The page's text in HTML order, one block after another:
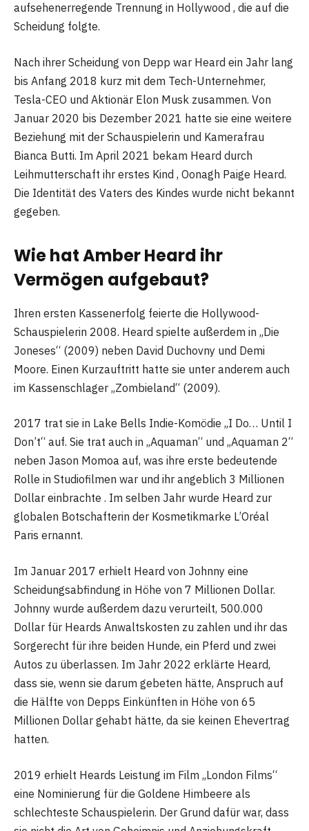
aufsehenerregende Trennung in Hollywood , die auf die
Scheidung folgte.
Nach ihrer Scheidung von Depp war Heard ein Jahr lang
bis Anfang 2018 kurz mit dem Tech-Unternehmer,
Tesla-CEO und Aktionär Elon Musk zusammen. Von
Januar 2020 bis Dezember 2021 hatte sie eine weitere
Beziehung mit der Schauspielerin und Kamerafrau
Bianca Butti. Im April 2021 bekam Heard durch
Leihmutterschaft ihr erstes Kind , Oonagh Paige Heard.
Die Identität des Vaters des Kindes wurde nicht bekannt
gegeben.
Wie hat Amber Heard ihr
Vermögen aufgebaut?
Ihren ersten Kassenerfolg feierte die Hollywood-
Schauspielerin 2008. Heard spielte außerdem in „Die
Joneses“ (2009) neben David Duchovny und Demi
Moore. Einen Kurzauftritt hatte sie unter anderem auch
im Kassenschlager „Zombieland“ (2009).
2017 trat sie in Lake Bells Indie-Komödie „I Do… Until I
Don’t“ auf. Sie trat auch in „Aquaman“ und „Aquaman 2“
neben Jason Momoa auf, was ihre erste bedeutende
Rolle in Studiofilmen war und ihr angeblich 3 Millionen
Dollar einbrachte . Im selben Jahr wurde Heard zur
globalen Botschafterin der Kosmetikmarke L’Oréal
Paris ernannt.
Im Januar 2017 erhielt Heard von Johnny eine
Scheidungsabfindung in Höhe von 7 Millionen Dollar.
Johnny wurde außerdem dazu verurteilt, 500.000
Dollar für Heards Anwaltskosten zu zahlen und ihr das
Sorgerecht für ihre beiden Hunde, ein Pferd und zwei
Autos zu überlassen. Im Jahr 2022 erklärte Heard,
dass sie, wenn sie darum gebeten hätte, Anspruch auf
die Hälfte von Depps Einkünften in Höhe von 65
Millionen Dollar gehabt hätte, da sie keinen Ehevertrag
hatten.
2019 erhielt Heards Leistung im Film „London Films“
eine Nominierung für die Goldene Himbeere als
schlechteste Schauspielerin. Der Grund dafür war, dass